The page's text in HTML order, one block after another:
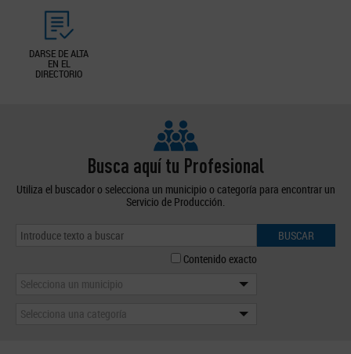
DARSE DE ALTA
EN EL
DIRECTORIO
Busca aquí tu Profesional
Utiliza el buscador o selecciona un municipio o categoría para encontrar un
Servicio de Producción.
BUSCAR
Contenido exacto
Selecciona un municipio
Selecciona una categoría